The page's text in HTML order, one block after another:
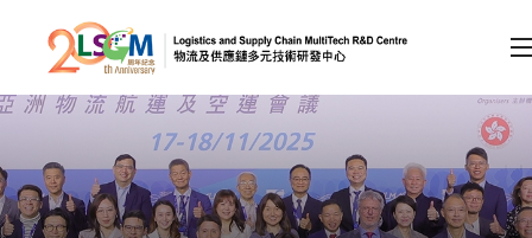
跳到內容（按回車鍵）
會員登入
A A EN 繁 简